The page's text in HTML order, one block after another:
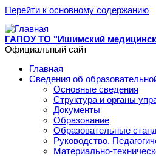
Перейти к основному содержанию
ГАПОУ ТО "Ишимский
Официальный сайт
Главная
Сведения об
Основные сведения
Структура и органы
Документы
Образование
Образовательные
Руководство.
Материально-